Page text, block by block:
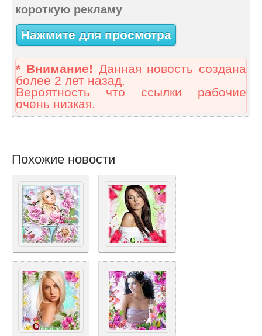
короткую рекламу
Нажмите для просмотра
* Внимание! Данная новость создана
более 2 лет назад.
Вероятность что ссылки рабочие
очень низкая.
Похожие новости